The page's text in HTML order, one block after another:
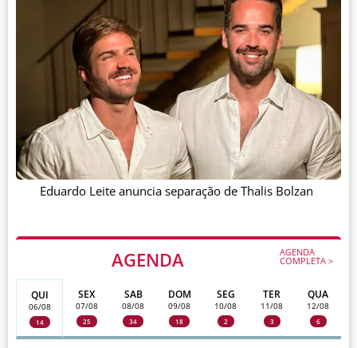
AGENDA AGENDA
COMPLETA >
QUI
06/08
14
SEX
07/08
25
SAB
08/08
34
DOM
09/08
18
SEG
10/08
2
TER
11/08
3
QUA
12/08
6
Eduardo Leite anuncia separação de Thalis Bolzan